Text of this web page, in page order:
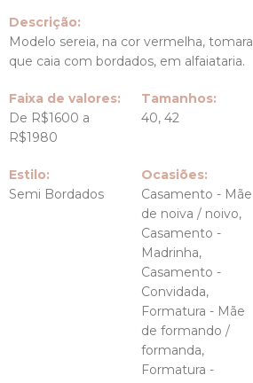
Descrição:
Modelo sereia, na cor vermelha, tomara
que caia com bordados, em alfaiataria.
Faixa de valores:
De R$1600 a
R$1980
Tamanhos:
40, 42
Estilo:
Semi Bordados
Ocasiões:
Casamento - Mãe
de noiva / noivo,
Casamento -
Madrinha,
Casamento -
Convidada,
Formatura - Mãe
de formando /
formanda,
Formatura -